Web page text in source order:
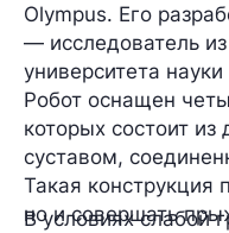
Olympus. Его
— исследователь
университета
Робот оснащен
которых состоит из
суставом,
Такая конструкция
но и совершать
В условиях слабой